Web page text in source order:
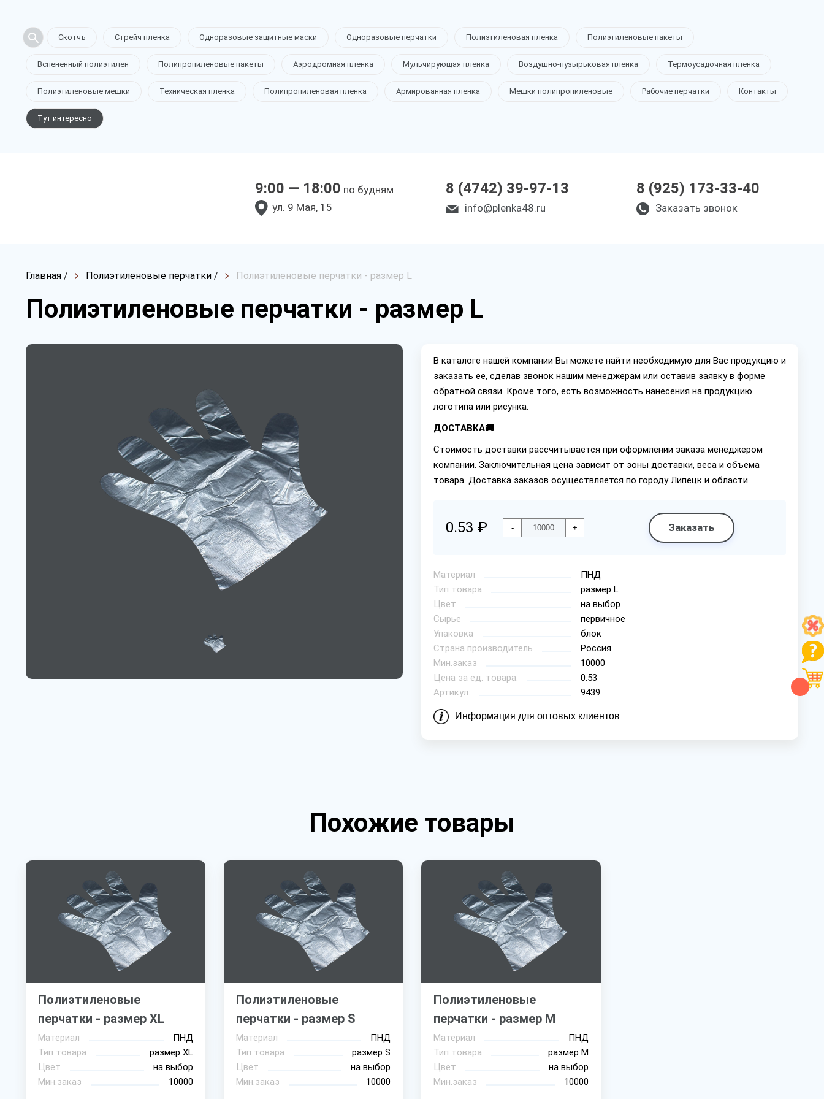
Скотчъ Стрейч пленка Одноразовые защитные маски Одноразовые перчатки Полиэтиленовая пленка Полиэтиленовые пакеты
Вспененный полиэтилен Полипропиленовые пакеты Аэродромная пленка Мульчирующая пленка Воздушно-пузырьковая пленка Термоусадочная пленка
Полиэтиленовые мешки Техническая пленка Полипропиленовая пленка Армированная пленка Мешки полипропиленовые Рабочие перчатки Контакты
Тут интересно
9:00 — 18:00 по будням
ул. 9 Мая, 15
8 (4742) 39-97-13
info@plenka48.ru
8 (925) 173-33-40
Заказать звонок
Главная / Полиэтиленовые перчатки / Полиэтиленовые перчатки - размер L
Полиэтиленовые перчатки - размер L
В каталоге нашей компании Вы можете найти необходимую для Вас продукцию и
заказать ее, сделав звонок нашим менеджерам или оставив заявку в форме
обратной связи. Кроме того, есть возможность нанесения на продукцию
логотипа или рисунка.
ДОСТАВКА🚚
Стоимость доставки рассчитывается при оформлении заказа менеджером
компании. Заключительная цена зависит от зоны доставки, веса и объема
товара. Доставка заказов осуществляется по городу Липецк и области.
0.53 ₽ - + Заказать
Материал
ПНД
Тип товара
размер L
Цвет
на выбор
Сырье
первичное
Упаковка
блок
Страна производитель
Россия
Мин.заказ
10000
Цена за ед. товара:
0.53
Артикул:
9439
Информация для оптовых клиентов
Похожие товары
Полиэтиленовые
перчатки - размер XL
Материал
ПНД
Тип товара
размер XL
Цвет
на выбор
Мин.заказ
10000
Полиэтиленовые
перчатки - размер S
Материал
ПНД
Тип товара
размер S
Цвет
на выбор
Мин.заказ
10000
Полиэтиленовые
перчатки - размер M
Материал
ПНД
Тип товара
размер М
Цвет
на выбор
Мин.заказ
10000